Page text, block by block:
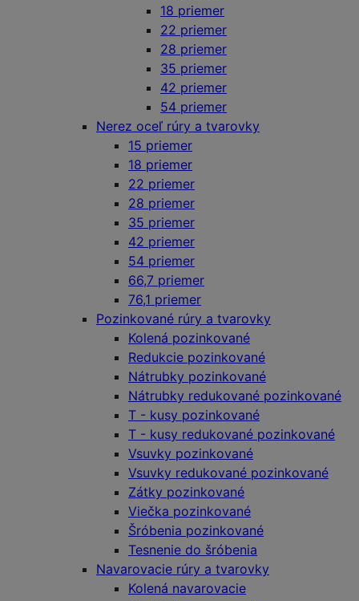
18 priemer
22 priemer
28 priemer
35 priemer
42 priemer
54 priemer
Nerez oceľ rúry a tvarovky
15 priemer
18 priemer
22 priemer
28 priemer
35 priemer
42 priemer
54 priemer
66,7 priemer
76,1 priemer
Pozinkované rúry a tvarovky
Kolená pozinkované
Redukcie pozinkované
Nátrubky pozinkované
Nátrubky redukované pozinkované
T - kusy pozinkované
T - kusy redukované pozinkované
Vsuvky pozinkované
Vsuvky redukované pozinkované
Zátky pozinkované
Viečka pozinkované
Šróbenia pozinkované
Tesnenie do šróbenia
Navarovacie rúry a tvarovky
Kolená navarovacie